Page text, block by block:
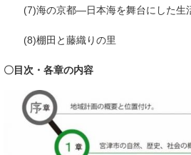
(7)海の京都―日本海を舞台にした生
(8)棚田と藤織りの里
〇目次・各章の内容